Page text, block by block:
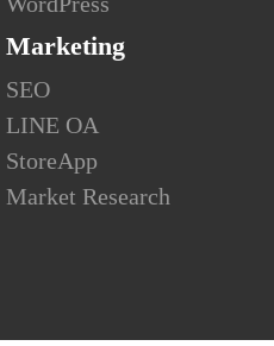
Marketing
SEO
LINE OA
StoreApp
Market Research